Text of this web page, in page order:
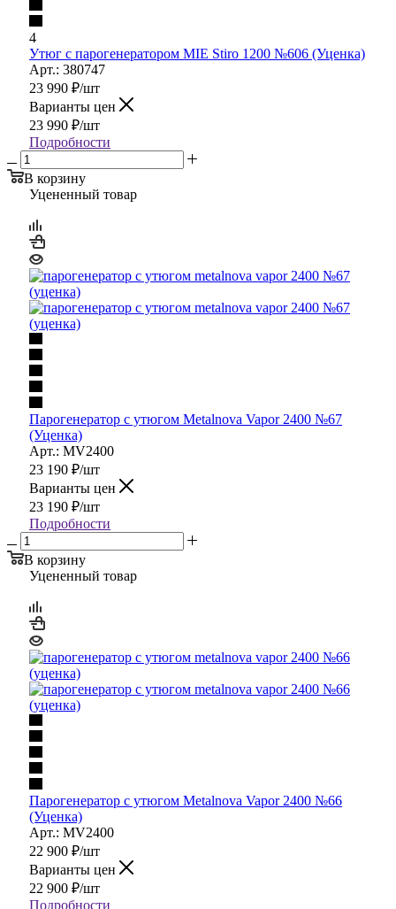
4
Утюг с парогенератором MIE Stiro 1200 №606 (Уценка)
Арт.: 380747
23 990 ₽/шт
Варианты цен
23 990 ₽/шт
Подробности
В корзину
Уцененный товар
Парогенератор с утюгом Metalnova Vapor 2400 №67
(Уценка)
Арт.: MV2400
23 190 ₽/шт
Варианты цен
23 190 ₽/шт
Подробности
В корзину
Уцененный товар
Парогенератор с утюгом Metalnova Vapor 2400 №66
(Уценка)
Арт.: MV2400
22 900 ₽/шт
Варианты цен
22 900 ₽/шт
Подробности